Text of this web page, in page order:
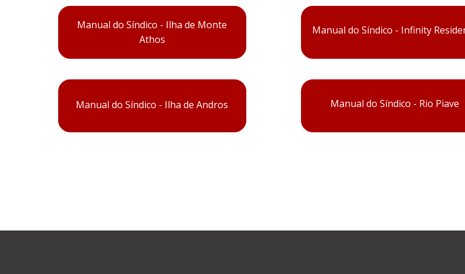
Manual do Síndico - Ilha de Monte
Athos
Manual do Síndico - Ilha de Andros
Manual do Síndico - Infinity
Manual do Síndico - Rio Piave